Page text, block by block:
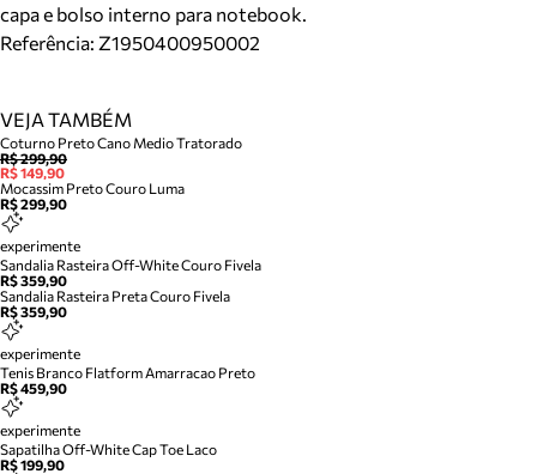
capa e bolso interno para notebook.
Referência: Z1950400950002
VEJA TAMBÉM
Coturno Preto Cano Medio Tratorado
R$ 299,90
R$ 149,90
Mocassim Preto Couro Luma
R$ 299,90
experimente
Sandalia Rasteira Off-White Couro Fivela
R$ 359,90
Sandalia Rasteira Preta Couro Fivela
R$ 359,90
experimente
Tenis Branco Flatform Amarracao Preto
R$ 459,90
experimente
Sapatilha Off-White Cap Toe Laco
R$ 199,90